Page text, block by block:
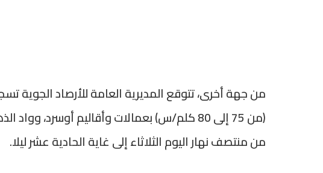
من جهة أخرى، تتوقع المديرية العامة للأرصاد الجوية
(من 75 إلى 80 كلم/س) بعمالات وأقاليم أوسرد،
من منتصف نهار اليوم الثلاثاء إلى غاية الحادية عشر ليلا.